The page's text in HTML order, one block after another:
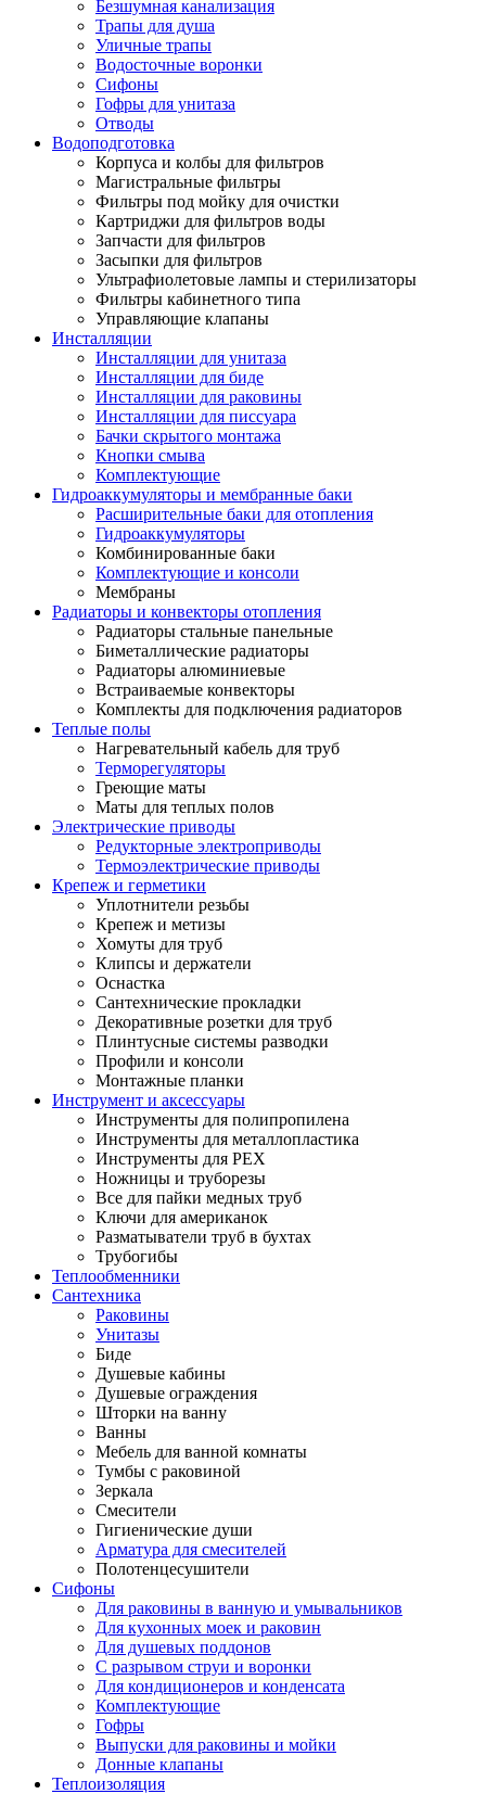
Безшумная канализация
Трапы для душа
Уличные трапы
Водосточные воронки
Сифоны
Гофры для унитаза
Отводы
Водоподготовка
Корпуса и колбы для фильтров
Магистральные фильтры
Фильтры под мойку для очистки
Картриджи для фильтров воды
Запчасти для фильтров
Засыпки для фильтров
Ультрафиолетовые лампы и стерилизаторы
Фильтры кабинетного типа
Управляющие клапаны
Инсталляции
Инсталляции для унитаза
Инсталляции для биде
Инсталляции для раковины
Инсталляции для писсуара
Бачки скрытого монтажа
Кнопки смыва
Комплектующие
Гидроаккумуляторы и мембранные баки
Расширительные баки для отопления
Гидроаккумуляторы
Комбинированные баки
Комплектующие и консоли
Мембраны
Радиаторы и конвекторы отопления
Радиаторы стальные панельные
Биметаллические радиаторы
Радиаторы алюминиевые
Встраиваемые конвекторы
Комплекты для подключения радиаторов
Теплые полы
Нагревательный кабель для труб
Терморегуляторы
Греющие маты
Маты для теплых полов
Электрические приводы
Редукторные электроприводы
Термоэлектрические приводы
Крепеж и герметики
Уплотнители резьбы
Крепеж и метизы
Хомуты для труб
Клипсы и держатели
Оснастка
Сантехнические прокладки
Декоративные розетки для труб
Плинтусные системы разводки
Профили и консоли
Монтажные планки
Инструмент и аксессуары
Инструменты для полипропилена
Инструменты для металлопластика
Инструменты для PEX
Ножницы и труборезы
Все для пайки медных труб
Ключи для американок
Разматыватели труб в бухтах
Трубогибы
Теплообменники
Сантехника
Раковины
Унитазы
Биде
Душевые кабины
Душевые ограждения
Шторки на ванну
Ванны
Мебель для ванной комнаты
Тумбы с раковиной
Зеркала
Смесители
Гигиенические души
Арматура для смесителей
Полотенцесушители
Сифоны
Для раковины в ванную и умывальников
Для кухонных моек и раковин
Для душевых поддонов
С разрывом струи и воронки
Для кондиционеров и конденсата
Комплектующие
Гофры
Выпуски для раковины и мойки
Донные клапаны
Теплоизоляция